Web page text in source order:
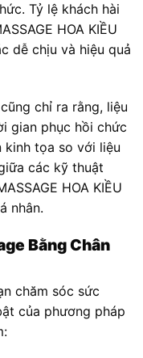
Tỷ lệ khách hài
HOA KIỀU
dễ chịu và hiệu quả
chỉ ra rằng, liệu
gian phục hồi chức
kinh tọa so với liệu
các kỹ thuật
HOA KIỀU
nhân.
Bằng Chân
chăm sóc sức
của phương pháp